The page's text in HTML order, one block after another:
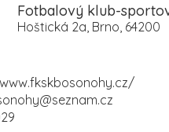
Fotbalový klub-
Hoštická 2a, Brno, 64200